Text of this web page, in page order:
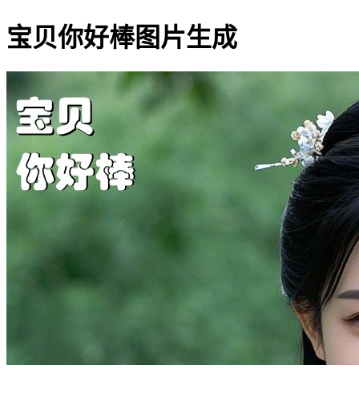
宝贝你好棒图片生成